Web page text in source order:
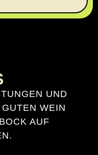
UND
WEIN
AUF